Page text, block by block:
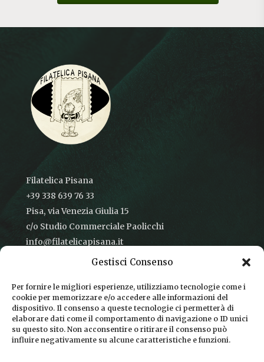
Gestisci Consenso
Per fornire le migliori esperienze, utilizziamo tecnologie come i
cookie per memorizzare e/o accedere alle informazioni del
dispositivo. Il consenso a queste tecnologie ci permetterà di
elaborare dati come il comportamento di navigazione o ID unici
su questo sito. Non acconsentire o ritirare il consenso può
influire negativamente su alcune caratteristiche e funzioni.
Filatelica Pisana
+39 338 639 76 33
Pisa, via Venezia Giulia 15
c/o Studio Commerciale Paolicchi
info@filatelicapisana.it
CONDIZIONI DI VENDITA
INFORMATIVA SULLA PRIVACY
COOKIE POLICY